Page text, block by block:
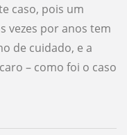
caso, pois um
vezes por anos tem
de cuidado, e a
– como foi o caso